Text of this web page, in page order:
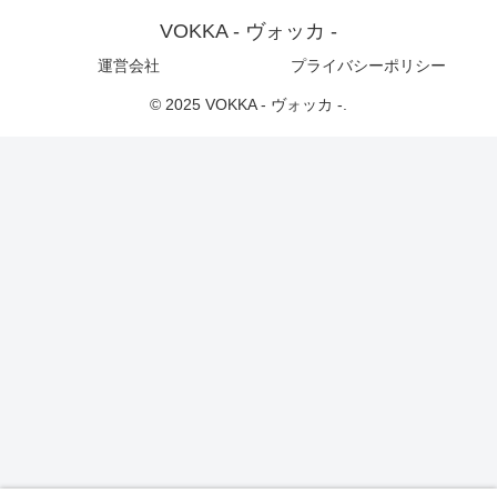
VOKKA - ヴォッカ -
運営会社 プライバシーポリシー
© 2025 VOKKA - ヴォッカ -.